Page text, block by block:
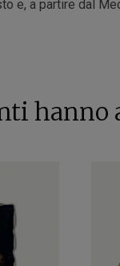
e, a partire dal
hanno